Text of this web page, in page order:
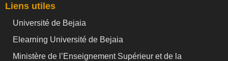
Liens utiles
Université de Bejaia
Elearning Université de Bejaia
Ministère de l’Enseignement Supérieur et de la